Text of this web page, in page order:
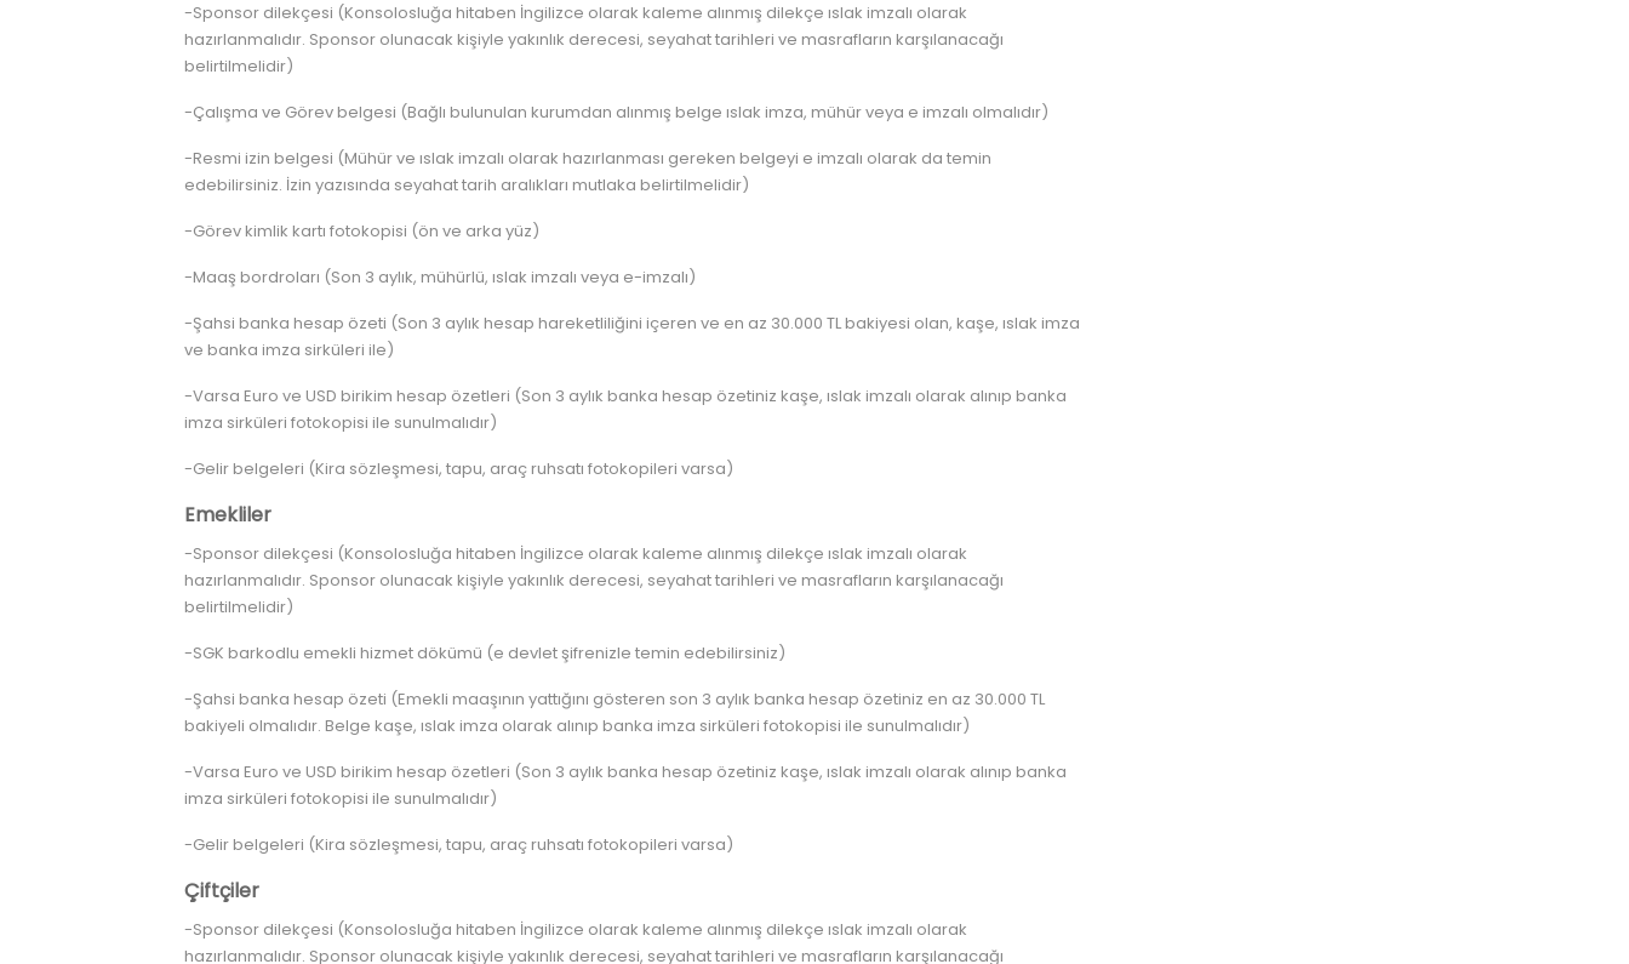
-Sponsor dilekçesi (Konsolosluğa hitaben İngilizce olarak kaleme alınmış dilekçe ıslak imzalı olarak
hazırlanmalıdır. Sponsor olunacak kişiyle yakınlık derecesi, seyahat tarihleri ve masrafların karşılanacağı
belirtilmelidir)
-Çalışma ve Görev belgesi (Bağlı bulunulan kurumdan alınmış belge ıslak imza, mühür veya e imzalı olmalıdır)
-Resmi izin belgesi (Mühür ve ıslak imzalı olarak hazırlanması gereken belgeyi e imzalı olarak da temin
edebilirsiniz. İzin yazısında seyahat tarih aralıkları mutlaka belirtilmelidir)
-Görev kimlik kartı fotokopisi (ön ve arka yüz)
-Maaş bordroları (Son 3 aylık, mühürlü, ıslak imzalı veya e-imzalı)
-Şahsi banka hesap özeti (Son 3 aylık hesap hareketliliğini içeren ve en az 30.000 TL bakiyesi olan, kaşe, ıslak imza
ve banka imza sirküleri ile)
-Varsa Euro ve USD birikim hesap özetleri (Son 3 aylık banka hesap özetiniz kaşe, ıslak imzalı olarak alınıp banka
imza sirküleri fotokopisi ile sunulmalıdır)
-Gelir belgeleri (Kira sözleşmesi, tapu, araç ruhsatı fotokopileri varsa)
Emekliler
-Sponsor dilekçesi (Konsolosluğa hitaben İngilizce olarak kaleme alınmış dilekçe ıslak imzalı olarak
hazırlanmalıdır. Sponsor olunacak kişiyle yakınlık derecesi, seyahat tarihleri ve masrafların karşılanacağı
belirtilmelidir)
-SGK barkodlu emekli hizmet dökümü (e devlet şifrenizle temin edebilirsiniz)
-Şahsi banka hesap özeti (Emekli maaşının yattığını gösteren son 3 aylık banka hesap özetiniz en az 30.000 TL
bakiyeli olmalıdır. Belge kaşe, ıslak imza olarak alınıp banka imza sirküleri fotokopisi ile sunulmalıdır)
-Varsa Euro ve USD birikim hesap özetleri (Son 3 aylık banka hesap özetiniz kaşe, ıslak imzalı olarak alınıp banka
imza sirküleri fotokopisi ile sunulmalıdır)
-Gelir belgeleri (Kira sözleşmesi, tapu, araç ruhsatı fotokopileri varsa)
Çiftçiler
-Sponsor dilekçesi (Konsolosluğa hitaben İngilizce olarak kaleme alınmış dilekçe ıslak imzalı olarak
hazırlanmalıdır. Sponsor olunacak kişiyle yakınlık derecesi, seyahat tarihleri ve masrafların karşılanacağı